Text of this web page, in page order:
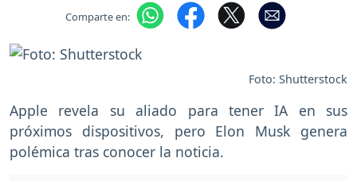
Comparte en:
Foto: Shutterstock
Apple revela su aliado para tener IA en sus
próximos dispositivos, pero Elon Musk genera
polémica tras conocer la noticia.